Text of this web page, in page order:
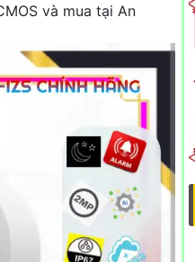
và mua tại An